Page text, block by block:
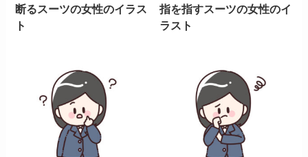
断るスーツの女性のイラス
ト
指を指すスーツの女性のイ
ラスト